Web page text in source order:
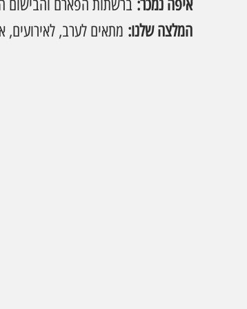
איפה נמכר: ברשתות הפארם והבישום
המלצה שלנו: מתאים לערב,